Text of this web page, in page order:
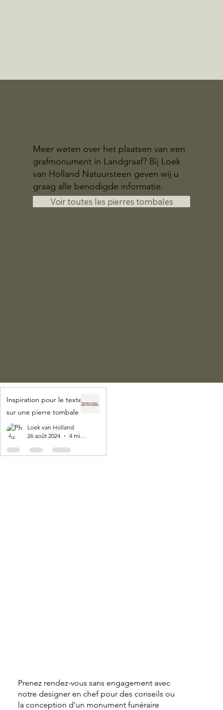
Meer weten over het plaatsen van een
grafmonument in Landgraaf? Bij Loek
van Holland Natuursteen geven wij u
graag alle benodigde informatie.
Voir toutes les pierres tombales
Inspiration pour le texte
sur une pierre tombale
Loek van Holland
26 août 2024
4 min de lecture
Prenez rendez-vous sans engagement avec
notre designer en chef pour des conseils ou
la conception d'un monument funéraire